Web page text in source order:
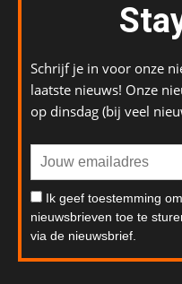
Schrijf je in voor onze
laatste nieuws! Onze
op dinsdag (bij veel
Ik geef toestemming
nieuwsbrieven toe te
via de nieuwsbrief.